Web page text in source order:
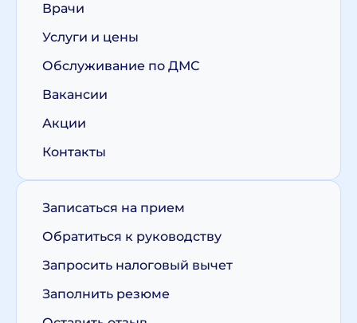
Врачи
Услуги и цены
Обслуживание по ДМС
Вакансии
Акции
Контакты
Записаться на прием
Обратиться к руководству
Запросить налоговый вычет
Заполнить резюме